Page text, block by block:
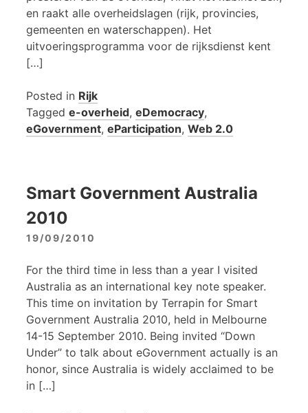
en raakt alle overheidslagen (rijk, provincies,
gemeenten en waterschappen). Het
uitvoeringsprogramma voor de rijksdienst kent
[…]
Posted in Rijk
Tagged e-overheid, eDemocracy,
eGovernment, eParticipation, Web 2.0
Smart Government Australia
2010
19/09/2010
For the third time in less than a year I visited
Australia as an international key note speaker.
This time on invitation by Terrapin for Smart
Government Australia 2010, held in Melbourne
14-15 September 2010. Being invited “Down
Under” to talk about eGovernment actually is an
honor, since Australia is widely acclaimed to be
in […]